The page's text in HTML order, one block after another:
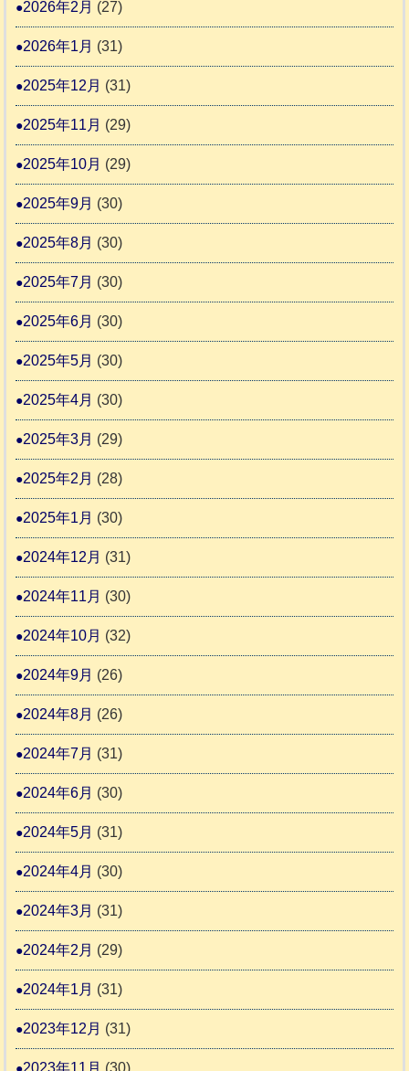
推
2026年2月 (27)
2026年1月 (31)
2025年12月 (31)
2025年11月 (29)
2025年10月 (29)
2025年9月 (30)
2025年8月 (30)
2025年7月 (30)
2025年6月 (30)
2025年5月 (30)
2025年4月 (30)
2025年3月 (29)
2025年2月 (28)
2025年1月 (30)
2024年12月 (31)
2024年11月 (30)
2024年10月 (32)
2024年9月 (26)
2024年8月 (26)
2024年7月 (31)
2024年6月 (30)
2024年5月 (31)
2024年4月 (30)
2024年3月 (31)
2024年2月 (29)
2024年1月 (31)
2023年12月 (31)
2023年11月 (30)